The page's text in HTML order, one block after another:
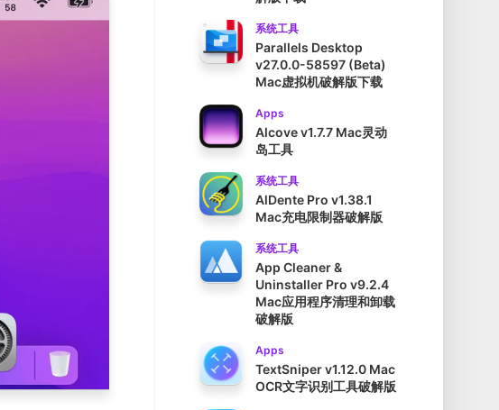
系统工具
Parallels Desktop
v27.0.0-58597 (Beta)
Mac虚拟机破解版下载
Apps
Alcove v1.7.7 Mac灵动
岛工具
系统工具
AlDente Pro v1.38.1
Mac充电限制器破解版
系统工具
App Cleaner &
Uninstaller Pro v9.2.4
Mac应用程序清理和卸载
破解版
Apps
TextSniper v1.12.0 Mac
OCR文字识别工具破解版